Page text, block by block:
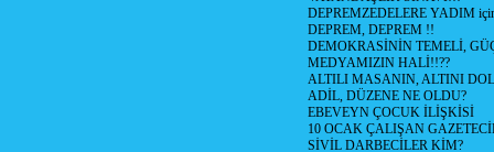
DEPREMZEDELERE YADIM
DEPREM, DEPREM !!
DEMOKRASİNİN TEMELİ,
MEDYAMIZIN HALİ!!??
ALTILI MASANIN, ALTINI
ADİL, DÜZENE NE OLDU?
EBEVEYN ÇOCUK İLİŞKİSİ
10 OCAK ÇALIŞAN
SİVİL DARBECİLER KİM?